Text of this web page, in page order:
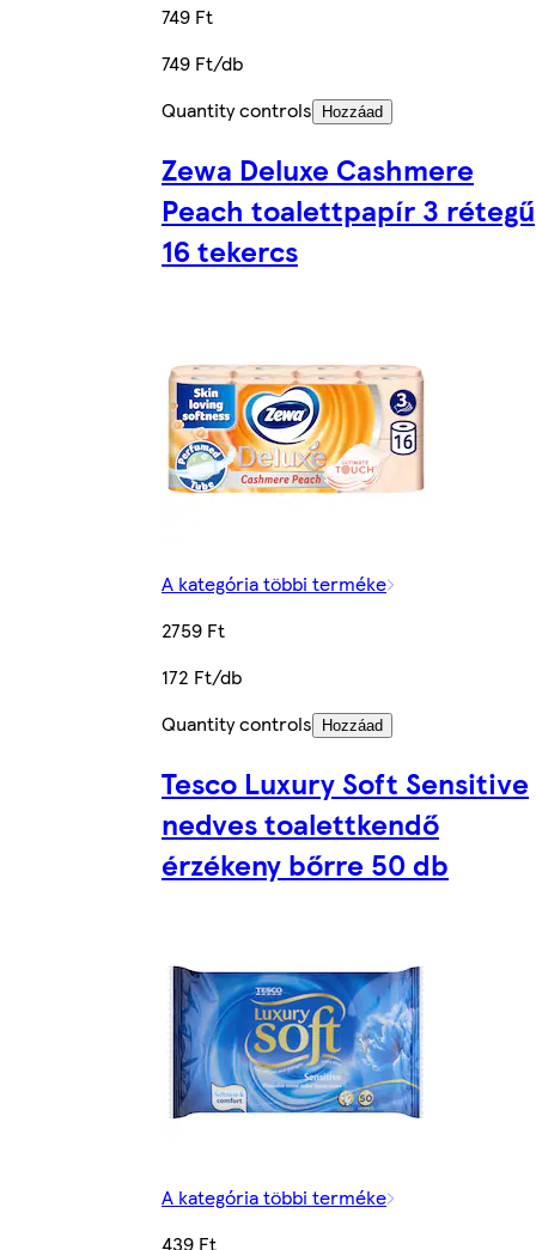
749 Ft
749 Ft/db
Quantity controls
Hozzáad
Zewa Deluxe Cashmere
Peach toalettpapír 3 rétegű
16 tekercs
A kategória többi terméke
2759 Ft
172 Ft/db
Quantity controls
Hozzáad
Tesco Luxury Soft Sensitive
nedves toalettkendő
érzékeny bőrre 50 db
A kategória többi terméke
439 Ft